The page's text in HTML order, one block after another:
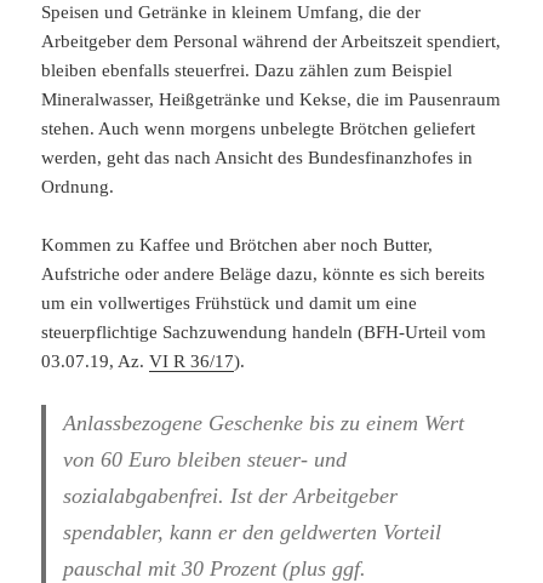
Speisen und Getränke in kleinem Umfang, die der
Arbeitgeber dem Personal während der Arbeitszeit spendiert,
bleiben ebenfalls steuerfrei. Dazu zählen zum Beispiel
Mineralwasser, Heißgetränke und Kekse, die im Pausenraum
stehen. Auch wenn morgens unbelegte Brötchen geliefert
werden, geht das nach Ansicht des Bundesfinanzhofes in
Ordnung.
Kommen zu Kaffee und Brötchen aber noch Butter,
Aufstriche oder andere Beläge dazu, könnte es sich bereits
um ein vollwertiges Frühstück und damit um eine
steuerpflichtige Sachzuwendung handeln (BFH-Urteil vom
03.07.19, Az.VI R 36/17).
Anlassbezogene Geschenke bis zu einem Wert
von 60 Euro bleiben steuer- und
sozialabgabenfrei. Ist der Arbeitgeber
spendabler, kann er den geldwerten Vorteil
pauschal mit 30 Prozent (plus ggf.